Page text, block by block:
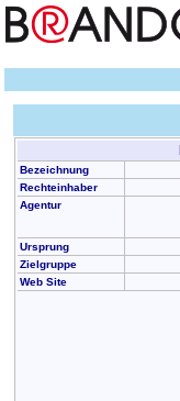
Bezeichnung
Rechteinhaber
Agentur
Ursprung
Zielgruppe
Web Site